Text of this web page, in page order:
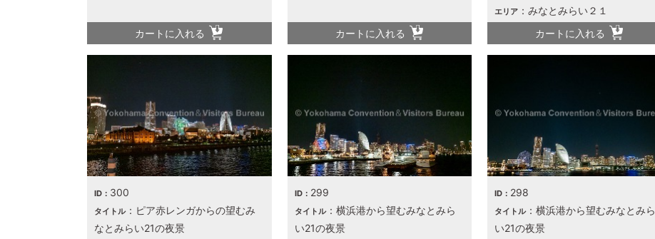
カートに入れる カートに入れる
エリア ：みなとみらい２１
カートに入れる
ID： 300
タイトル：ピア赤レンガからの望むみ
なとみらい21の夜景
ID： 299
タイトル：横浜港から望むみなとみら
い21の夜景
ID： 298
タイトル：横浜港から望むみなとみら
い21の夜景